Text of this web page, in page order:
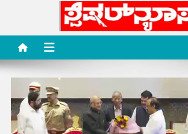
content
Special News Media
Special News Media